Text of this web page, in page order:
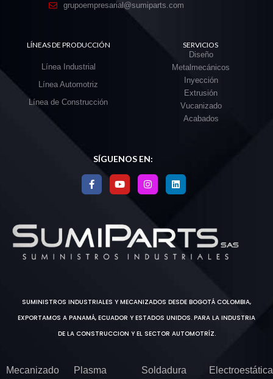
grupoempresarial@sumiparts.com
LÍNEAS DE PRODUCCIÓN
Línea Industrial
Línea Automotriz
Línea de Construcción
SERVICIOS
Diseño
Metalmecánicos
Inyección
Extrusión
Vucanizado
Acabados
SÍGUENOS EN:
SUMINISTROS INDUSTRIALES Y MECANIZADOS DESDE BOGOTÁ COLOMBIA,
EXPORTAMOS A PANAMÁ, ECUADOR Y ESTADOS UNIDOS. PARA LA INDUSTRIA
DE LA CONSTRUCCION Y EL SECTOR AUTOMOTRÍZ.
Mecanizado
Plasma
Soldadura
Electroestática